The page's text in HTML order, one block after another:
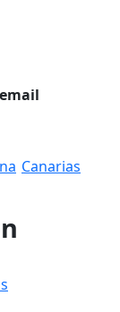
Canarias